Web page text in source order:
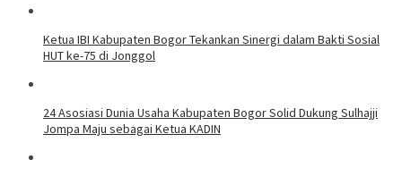
Ketua IBI Kabupaten Bogor Tekankan Sinergi dalam Bakti Sosial
HUT ke-75 di Jonggol
24 Asosiasi Dunia Usaha Kabupaten Bogor Solid Dukung Sulhajji
Jompa Maju sebagai Ketua KADIN